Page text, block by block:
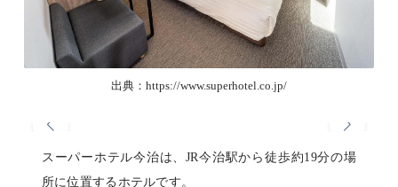
出典：https://www.superhotel.co.jp/
スーパーホテル今治は、JR今治駅から徒歩約19分の場
所に位置するホテルです。